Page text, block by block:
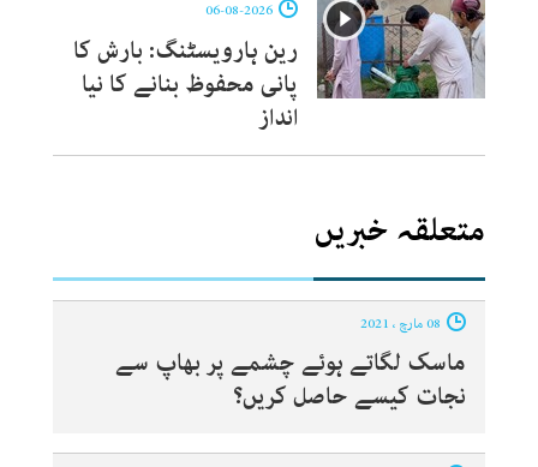
رین ہارویسٹنگ: بارش کا
پانی محفوظ بنانے کا نیا
انداز
متعلقہ خبریں
ماسک لگاتے ہوئے چشمے پر بھاپ سے
نجات کیسے حاصل کریں؟